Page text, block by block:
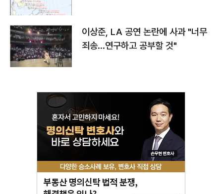
이상준, LA 공연 논란에 사과 "너무
죄송…연구하고 공부할 것"